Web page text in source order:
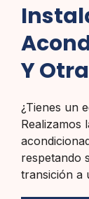
Y
¿Tienes un
Realizamos
respetando
transición a